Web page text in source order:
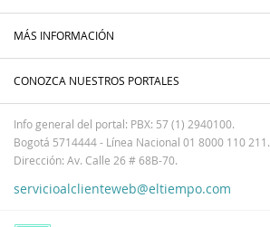
MÁS INFORMACIÓN
CONOZCA NUESTROS PORTALES
Info general del portal: PBX: 57 (1) 2940100.
Bogotá 5714444 - Línea Nacional 01 8000 110 211.
Dirección: Av. Calle 26 # 68B-70.
servicioalclienteweb@eltiempo.com